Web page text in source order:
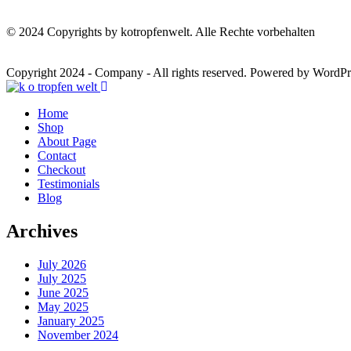
© 2024 Copyrights by kotropfenwelt. Alle Rechte vorbehalten
Copyright 2024 - Company - All rights reserved. Powered by
Home
Shop
About Page
Contact
Checkout
Testimonials
Blog
Archives
July 2026
July 2025
June 2025
May 2025
January 2025
November 2024